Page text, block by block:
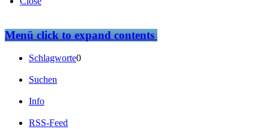
Menüclick to expand contents
Schlagworte0
Suchen
Info
RSS-Feed